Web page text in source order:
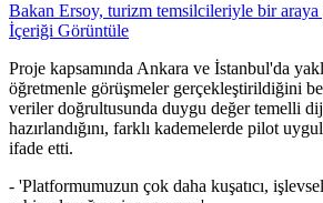
Bakan Ersoy, turizm temsilcileriyle bir araya
İçeriği Görüntüle
Proje kapsamında Ankara ve İstanbul'da
öğretmenle görüşmeler gerçekleştirildiğini
veriler doğrultusunda duygu değer temelli
hazırlandığını, farklı kademelerde pilot
ifade etti.
- 'Platformumuzun çok daha kuşatıcı,